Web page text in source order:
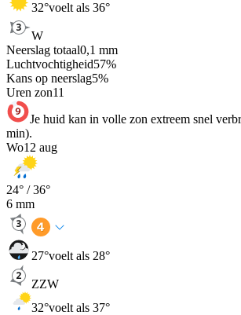
32°voelt als 36°
W
Neerslag totaal0,1 mm
Luchtvochtigheid57%
Kans op neerslag5%
Uren zon11
Je huid kan in volle zon extreem snel
min).
Wo12 aug
24° /36°
6 mm
27°voelt als 28°
ZZW
32°voelt als 37°